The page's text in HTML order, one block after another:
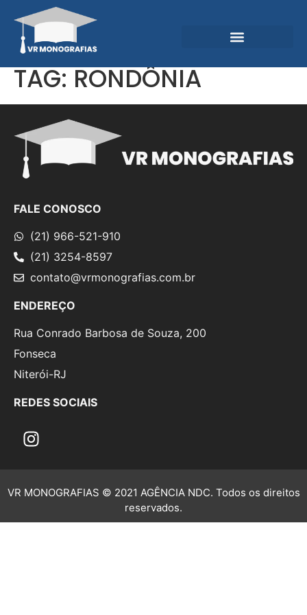
TAG:RONDÔNIA
FALE CONOSCO
(21) 966-521-910
(21) 3254-8597
contato@vrmonografias.com.br
ENDEREÇO
Rua Conrado Barbosa de Souza, 200
Fonseca
Niterói-RJ
REDES SOCIAIS
VR MONOGRAFIAS © 2021 AGÊNCIA NDC. Todos os direitos
reservados.